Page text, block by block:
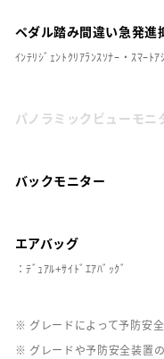
ペダル踏み間違い急発進
ｲﾝﾃﾘｼﾞｪﾝﾄｸﾘｱﾗﾝｽｿﾅｰ・ｽﾏｰﾄｱ
パノラミックビューモニ
バックモニター
エアバッグ
：ﾃﾞｭｱﾙ+ｻｲﾄﾞｴｱﾊﾞｯｸﾞ
※ グレードによって予防安
※ グレードや予防安全装置